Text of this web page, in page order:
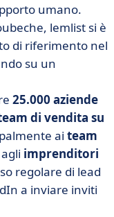
umano.
lemlist si è
di riferimento nel
su un
25.000 aziende
di vendita su
ai team
imprenditori
regolare di lead
a inviare inviti